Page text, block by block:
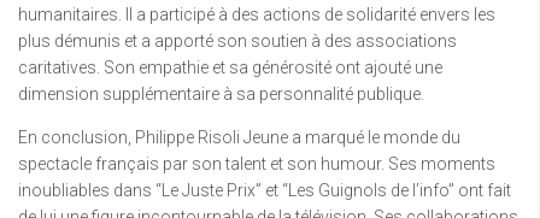
humanitaires. Il a participé à des actions de solidarité envers les
plus démunis et a apporté son soutien à des associations
caritatives. Son empathie et sa générosité ont ajouté une
dimension supplémentaire à sa personnalité publique.
En conclusion, Philippe Risoli Jeune a marqué le monde du
spectacle français par son talent et son humour. Ses moments
inoubliables dans “Le Juste Prix” et “Les Guignols de l’info” ont fait